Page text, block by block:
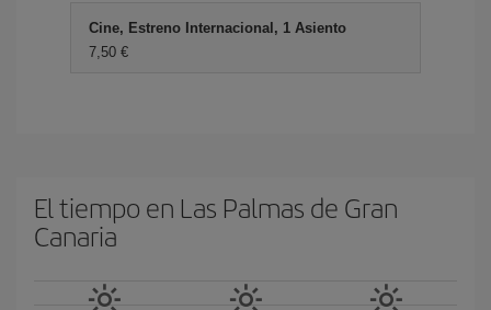
Cine, Estreno Internacional, 1 Asiento
7,50 €
El tiempo en Las Palmas de Gran
Canaria